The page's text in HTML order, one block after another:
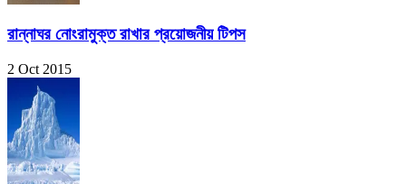
রান্নাঘর নোংরামুক্ত রাখার প্রয়োজনীয় টিপস
2 Oct 2015